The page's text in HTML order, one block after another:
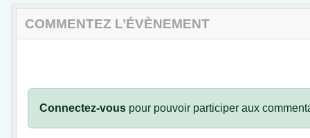
COMMENTEZ L’ÉVÈNEMENT
Connectez-vous pour pouvoir participer aux